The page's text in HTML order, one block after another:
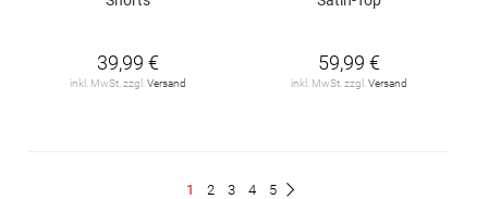
39,99 €
inkl. MwSt. zzgl. Versand
59,99 €
inkl. MwSt. zzgl. Versand
Du
1 Seite
2 Seite
3 Seite
4 Seite
5